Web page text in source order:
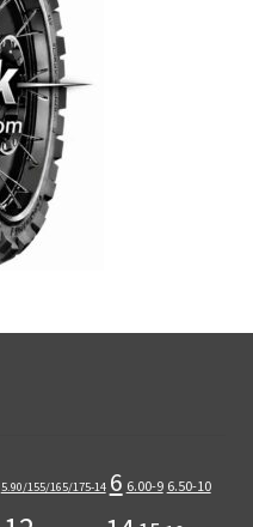
5.90/155/165/175-14 6 6.00-9 6.50-10